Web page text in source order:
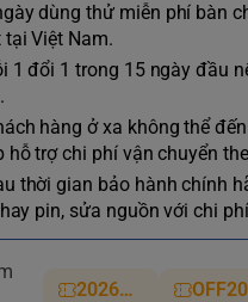
dùng thử miễn phí bàn
tại Việt Nam.
1 đổi 1 trong 15 ngày đầu
hàng ở xa không thể
hỗ trợ chi phí vận chuyển
thời gian bảo hành chính
pin, sửa nguồn với chi
2026NM